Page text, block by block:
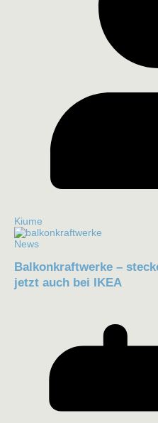
Kiume
News
Balkonkraftwerke –
jetzt auch bei IKEA